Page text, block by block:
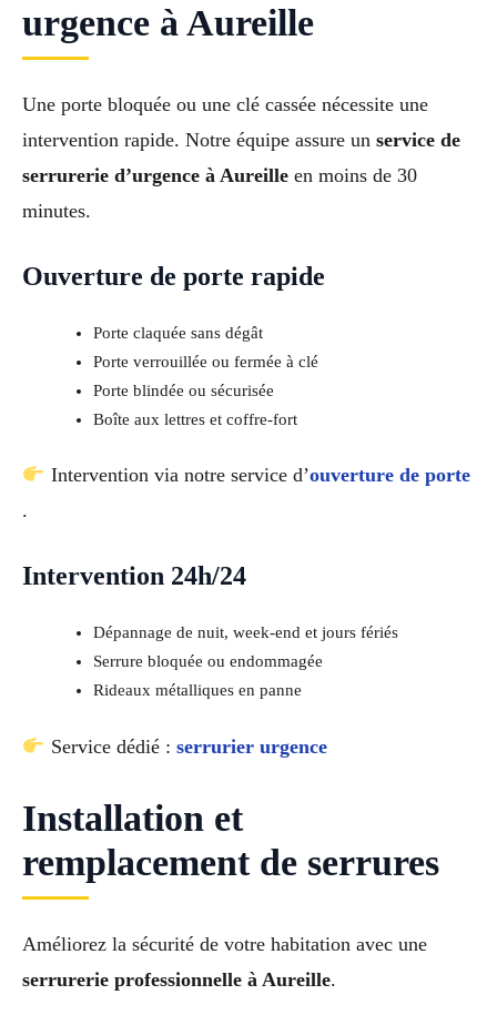
urgence à Aureille
Une porte bloquée ou une clé cassée nécessite une
intervention rapide. Notre équipe assure un service de
serrurerie d’urgence à Aureille en moins de 30
minutes.
Ouverture de porte rapide
Porte claquée sans dégât
Porte verrouillée ou fermée à clé
Porte blindée ou sécurisée
Boîte aux lettres et coffre-fort
Intervention via notre service d’ouverture de porte
.
Intervention 24h/24
Dépannage de nuit, week-end et jours fériés
Serrure bloquée ou endommagée
Rideaux métalliques en panne
Service dédié : serrurier urgence
Installation et
remplacement de serrures
Améliorez la sécurité de votre habitation avec une
serrurerie professionnelle à Aureille.